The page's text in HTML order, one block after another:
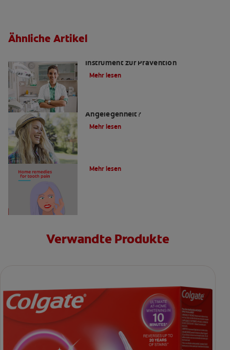
Ähnliche Artikel
Instrument zur Prävention
Mehr lesen
Angelegenheit?
Mehr lesen
Mehr lesen
Verwandte Produkte